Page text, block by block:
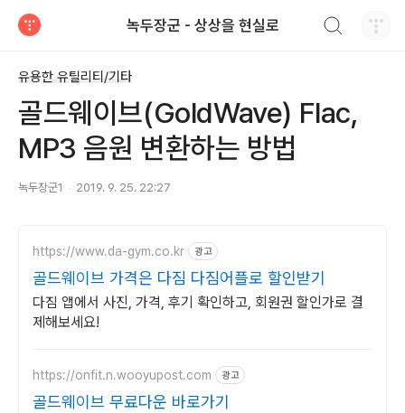
녹두장군 - 상상을 현실로
유용한 유틸리티/기타
골드웨이브(GoldWave) Flac,
MP3 음원 변환하는 방법
녹두장군1 2019. 9. 25. 22:27
https://www.da-gym.co.kr 광고
골드웨이브 가격은 다짐 다짐어플로 할인받기
다짐 앱에서 사진, 가격, 후기 확인하고, 회원권 할인가로 결
제해보세요!
https://onfit.n.wooyupost.com 광고
골드웨이브 무료다운 바로가기